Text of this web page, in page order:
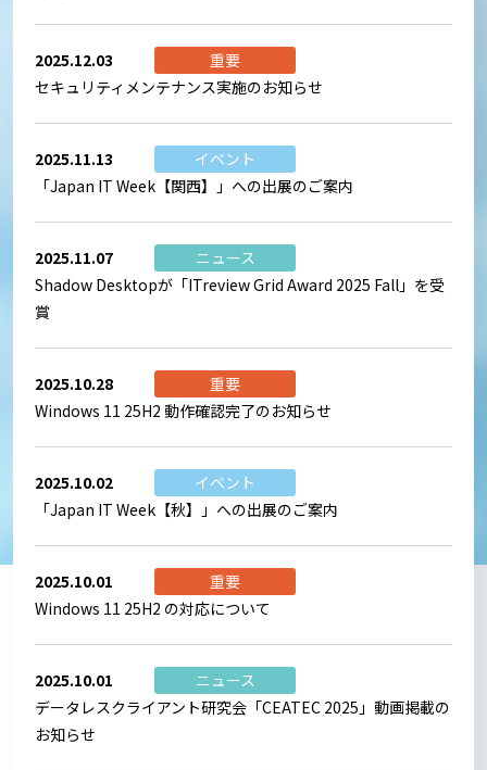
2025.12.03
重要
セキュリティメンテナンス実施のお知らせ
2025.11.13
イベント
「Japan IT Week【関西】」への出展のご案内
2025.11.07
ニュース
Shadow Desktopが「ITreview Grid Award 2025 Fall」を受
賞
2025.10.28
重要
Windows 11 25H2 動作確認完了のお知らせ
2025.10.02
イベント
「Japan IT Week【秋】」への出展のご案内
2025.10.01
重要
Windows 11 25H2 の対応について
2025.10.01
ニュース
データレスクライアント研究会「CEATEC 2025」動画掲載の
お知らせ